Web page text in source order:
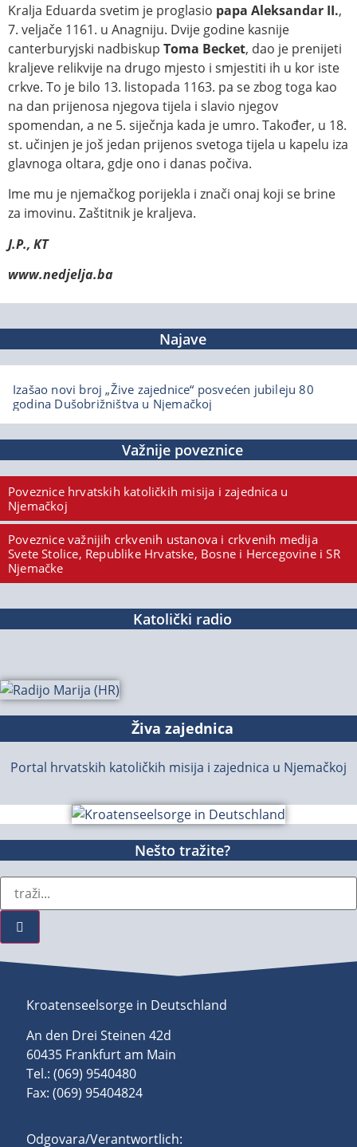
Kralja Eduarda svetim je proglasio papa Aleksandar II.,
7. veljače 1161. u Anagniju. Dvije godine kasnije
canterburyjski nadbiskup Toma Becket, dao je prenijeti
kraljeve relikvije na drugo mjesto i smjestiti ih u kor iste
crkve. To je bilo 13. listopada 1163. pa se zbog toga kao
na dan prijenosa njegova tijela i slavio njegov
spomendan, a ne 5. siječnja kada je umro. Također, u 18.
st. učinjen je još jedan prijenos svetoga tijela u kapelu iza
glavnoga oltara, gdje ono i danas počiva.
Ime mu je njemačkog porijekla i znači onaj koji se brine
za imovinu. Zaštitnik je kraljeva.
J.P., KT
www.nedjelja.ba
Najave
Izašao novi broj „Žive zajednice“ posvećen jubileju 80
godina Dušobrižništva u Njemačkoj
Važnije poveznice
Poveznice hrvatskih katoličkih misija i zajednica u
Njemačkoj
Poveznice važnijih crkvenih ustanova i crkvenih medija
Svete Stolice, Republike Hrvatske, Bosne i Hercegovine i SR
Njemačke
Katolički radio
Živa zajednica
Portal hrvatskih katoličkih misija i zajednica u Njemačkoj
Nešto tražite?
Kroatenseelsorge in Deutschland
An den Drei Steinen 42d
60435 Frankfurt am Main
Tel.: (069) 9540480
Fax: (069) 95404824
Odgovara/Verantwortlich: